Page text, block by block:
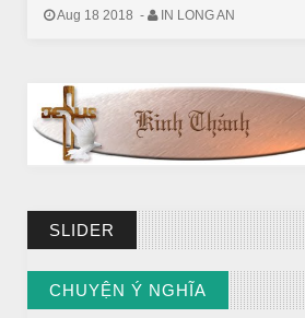
Aug 18 2018 - IN LONG AN
SLIDER
CHUYỆN Ý NGHĨA
BÀI NỔI BẬT
BÀI HỌC LỚN TỪ MỘT EM BÉ